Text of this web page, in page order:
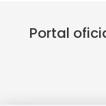
Portal